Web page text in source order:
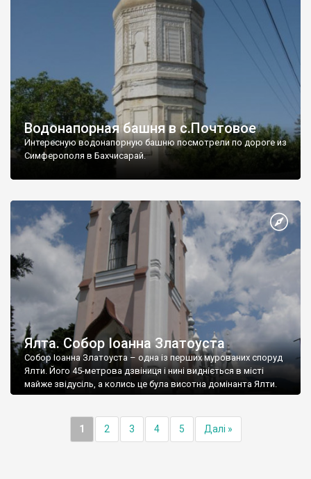
Водонапорная башня в с.Почтовое
Интересную водонапорную башню посмотрели по дороге из
Симферополя в Бахчисарай.
Ялта. Собор Іоанна Златоуста
Собор Іоанна Златоуста – одна із перших мурованих споруд
Ялти. Його 45-метрова дзвіниця і нині видніється в місті
майже звідусіль, а колись це була висотна домінанта Ялти.
1 2 3 4 5 Далі »